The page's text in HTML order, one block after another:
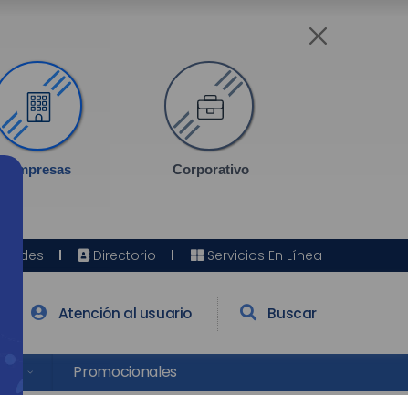
Empresas Corporativo
Sedes Directorio Servicios En Línea
Atención al usuario Buscar
Promocionales